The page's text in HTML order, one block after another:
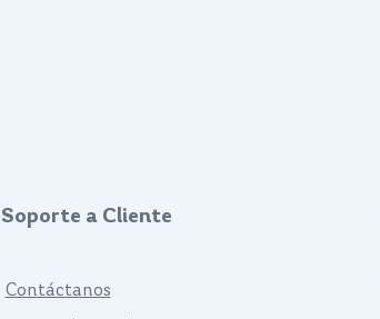
Soporte a Cliente
Contáctanos